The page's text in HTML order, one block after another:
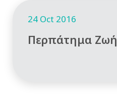
24 Oct 2016
Περπάτημα